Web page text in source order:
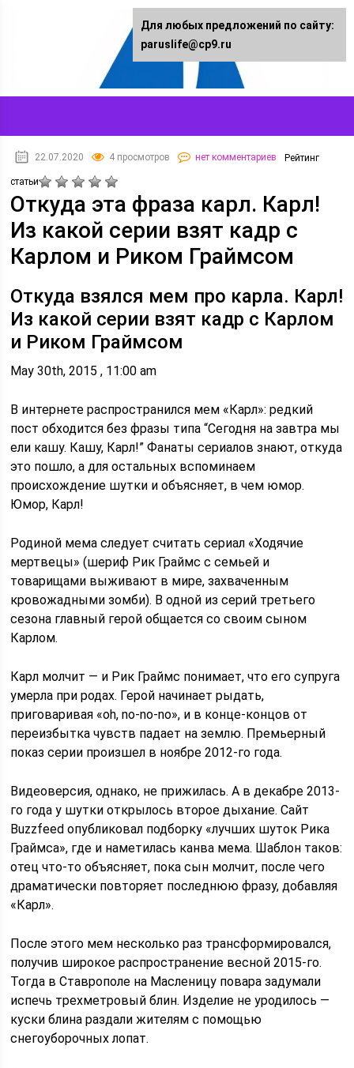
22.07.2020 4 просмотров нет комментариев Рейтинг
статьи
Откуда эта фраза карл. Карл!
Из какой серии взят кадр с
Карлом и Риком Граймсом
Откуда взялся мем про карла. Карл!
Из какой серии взят кадр с Карлом
и Риком Граймсом
May 30th, 2015 , 11:00 am
В интернете распространился мем «Карл»: редкий
пост обходится без фразы типа “Сегодня на завтра мы
ели кашу. Кашу, Карл!” Фанаты сериалов знают, откуда
это пошло, а для остальных вспоминаем
происхождение шутки и объясняет, в чем юмор.
Юмор, Карл!
Родиной мема следует считать сериал «Ходячие
мертвецы» (шериф Рик Граймс с семьей и
товарищами выживают в мире, захваченным
кровожадными зомби). В одной из серий третьего
сезона главный герой общается со своим сыном
Карлом.
Карл молчит — и Рик Граймс понимает, что его супруга
умерла при родах. Герой начинает рыдать,
приговаривая «oh, no-no-no», и в конце-концов от
переизбытка чувств падает на землю. Премьерный
показ серии произшел в ноябре 2012-го года.
Видеоверсия, однако, не прижилась. А в декабре 2013-
го года у шутки открылось второе дыхание. Сайт
Buzzfeed опубликовал подборку «лучших шуток Рика
Граймса», где и наметилась канва мема. Шаблон таков:
отец что-то объясняет, пока сын молчит, после чего
драматически повторяет последнюю фразу, добавляя
«Карл».
После этого мем несколько раз трансформировался,
получив широкое распространение весной 2015-го.
Тогда в Ставрополе на Масленицу повара задумали
испечь трехметровый блин. Изделие не уродилось —
куски блина раздали жителям с помощью
снегоуборочных лопат.
Для любых предложений по сайту:
paruslife@cp9.ru